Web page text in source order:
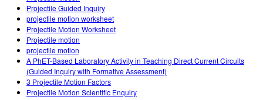
Projectile Guided Inquiry
projectile motion worksheet
Projectile Motion Worksheet
Projectile motion
projectile motion
A PhET-Based Laboratory Activity in Teaching Direct Current Circuits
(Guided Inquiry with Formative Assessment)
3 Projectile Motion Factors
Projectile Motion Scientific Enquiry